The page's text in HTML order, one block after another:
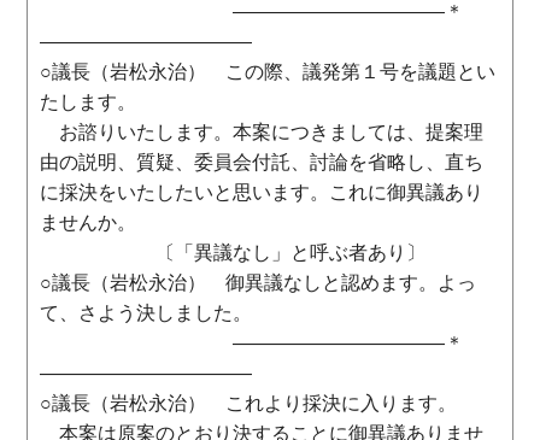
―――――――――――＊
―――――――――――
○議長（岩松永治） この際、議発第１号を議題とい
たします。
お諮りいたします。本案につきましては、提案理
由の説明、質疑、委員会付託、討論を省略し、直ち
に採決をいたしたいと思います。これに御異議あり
ませんか。
〔「異議なし」と呼ぶ者あり〕
○議長（岩松永治） 御異議なしと認めます。よっ
て、さよう決しました。
―――――――――――＊
―――――――――――
○議長（岩松永治） これより採決に入ります。
本案は原案のとおり決することに御異議ありませ